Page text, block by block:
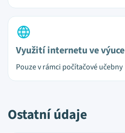
Využití internetu ve výuce
Pouze v rámci počítačové učebny
Ostatní údaje